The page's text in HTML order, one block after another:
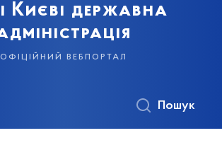
Києві державна
офіційний вебпортал
Пошук